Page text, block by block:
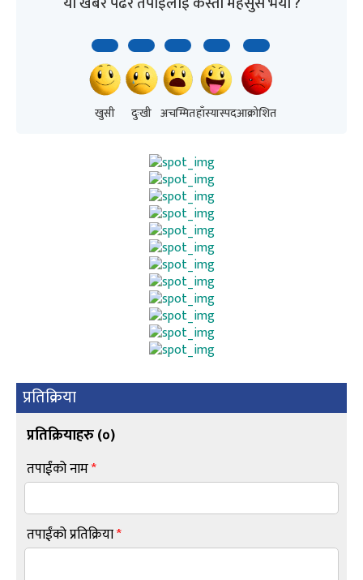
खुसी दुःखी अचम्मितहाँस्यास्पदआक्रोशित
प्रतिक्रिया
प्रतिक्रियाहरु (०)
तपाईंको नाम*
तपाईंको प्रतिक्रिया*